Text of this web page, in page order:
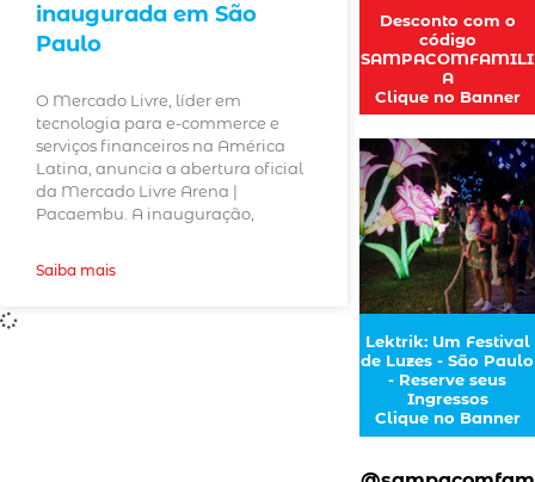
inaugurada em São
Paulo
O Mercado Livre, líder em
tecnologia para e-commerce e
serviços financeiros na América
Latina, anuncia a abertura oficial
da Mercado Livre Arena |
Pacaembu. A inauguração,
Saiba mais
Desconto com o
código
SAMPACOMFAMILI
A
Clique no Banner
Lektrik: Um Festival
de Luzes - São Paulo
- Reserve seus
Ingressos
Clique no Banner